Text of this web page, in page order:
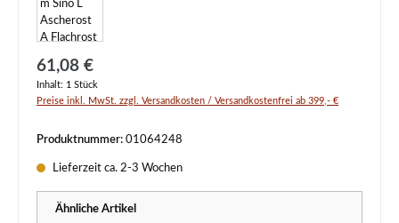
Regulärer Preis:
61,08 €
Inhalt: 1 Stück
Preise inkl. MwSt. zzgl. Versandkosten / Versandkostenfrei ab 399,- €
Produktnummer: 01064248
Lieferzeit ca. 2-3 Wochen
Ähnliche Artikel